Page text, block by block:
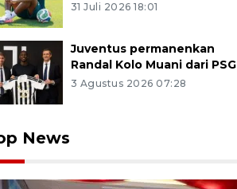
31 Juli 2026 18:01
Juventus permanenkan
Randal Kolo Muani dari PSG
3 Agustus 2026 07:28
News